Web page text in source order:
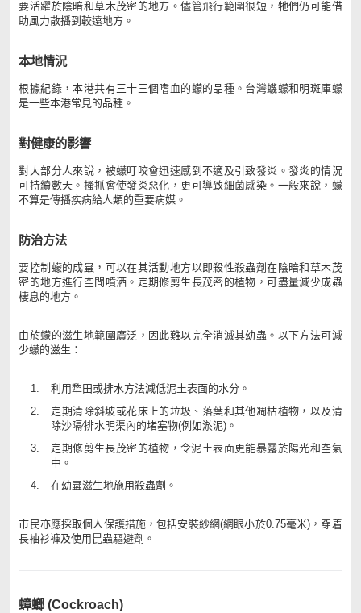
要活躍於陰暗和草木茂密的地方。儘管飛行範圍很短，牠們仍可能借
助風力散播到較遠地方。
本地情況
根據紀錄，本港共有三十三個嗜血的蠓的品種。台灣蠛蠓和明斑庫蠓
是一些本港常見的品種。
對健康的影響
對大部分人來說，被蠓叮咬會迅速感到不適及引致發炎。發炎的情況
可持續數天。搔抓會使發炎惡化，更可導致細菌感染。一般來說，蠓
不算是傳播疾病給人類的重要病媒。
防治方法
要控制蠓的成蟲，可以在其活動地方以即殺性殺蟲劑在陰暗和草木茂
密的地方進行空間噴洒。定期修剪生長茂密的植物，可盡量減少成蟲
棲息的地方。
由於蠓的滋生地範圍廣泛，因此難以完全消滅其幼蟲。以下方法可減
少蠓的滋生：
利用犂田或排水方法減低泥土表面的水分。
定期清除斜坡或花床上的垃圾、落葉和其他凋枯植物，以及清
除沙隔∕排水明渠內的堵塞物(例如淤泥)。
定期修剪生長茂密的植物，令泥土表面更能暴露於陽光和空氣
中。
在幼蟲滋生地施用殺蟲劑。
市民亦應採取個人保護措施，包括安裝紗網(網眼小於0.75毫米)，穿着
長袖衫褲及使用昆蟲驅避劑。
蟑螂 (Cockroach)